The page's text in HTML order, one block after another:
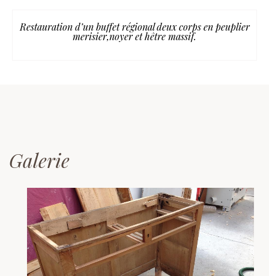
Restauration d’un buffet régional deux corps en peuplier
merisier,noyer et hêtre massif.
Galerie